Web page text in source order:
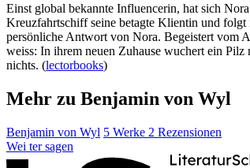
Einst global bekannte Influencerin, hat sich
Kreuzfahrtschiff seine betagte Klientin und folgt
persönliche Antwort von Nora. Begeistert vom
weiss: In ihrem neuen Zuhause wuchert ein
nichts. (lectorbooks)
Mehr zu Benjamin von Wyl
Benjamin von Wyl 5 Werke 2 Rezensionen
Wei ter sagen